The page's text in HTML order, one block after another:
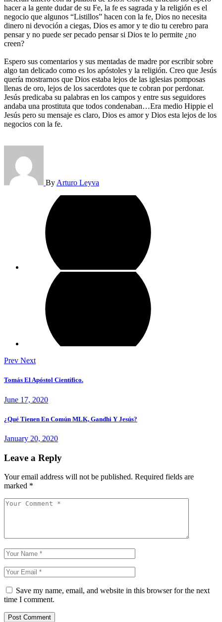
hacer a la gente dudar de su Fe, la fe es sagrada y la religión es el
negocio que algunos “Listillos” hacen con la fe, Dios no necesita
dinero ni devoción a ciegas, Dios es amor y te dio tu cerebro para
pensar y no puede ser pecado pensar si Dios te lo permite ¿no
creen?
Espero sus comentarios y sus mentadas de madre por escribir sobre
algo tan delicado como es los apóstoles y la religión. Creo que Jesús
quería mostrarnos que Dios estaba lejos de las iglesias pomposas
llenas de oro, lejos de los sacerdotes que te cobran por perdonar.
Jesús predicaba su palabras en los campos y entre sus seguidores
andaba una prostituta que todos condenaban…Era medio Hippie el
Jesús pero su mensaje es claro, Dios es amor y Dios esta lejos de los
negocios con la fe.
By Arturo Leyva
Prev Next
Tomás El Apóstol Científico.
June 17, 2020
¿Qué Tienen En Común MLK, Gandhi Y Jesús?
January 20, 2020
Leave a Reply
Your email address will not be published. Required fields are
marked *
Save my name, email, and website in this browser for the next
time I comment.
Post Comment